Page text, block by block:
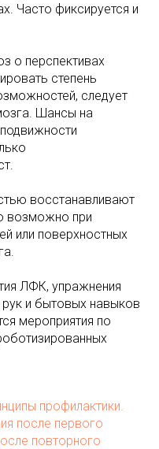
Часто фиксируется и
о перспективах
степень
следует
Шансы на
восстанавливают
возможно при
или поверхностных
ЛФК, упражнения
и бытовых навыков
мероприятия по
профилактики.
после первого
повторного